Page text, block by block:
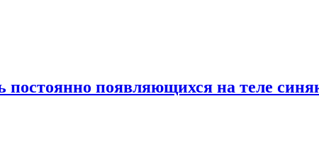
постоянно появляющихся на теле